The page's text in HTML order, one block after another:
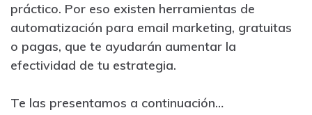
práctico. Por eso existen herramientas de
automatización para email marketing, gratuitas
o pagas, que te ayudarán aumentar la
efectividad de tu estrategia.
Te las presentamos a continuación…